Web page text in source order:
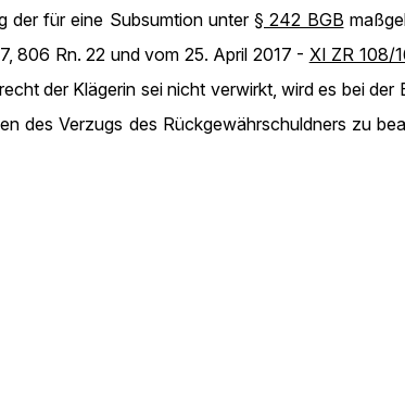
der für eine Subsumtion unter § 242 BGB
806 Rn. 22 und vom 25. April 2017 - XI ZR 108/
der Klägerin sei nicht verwirkt, wird es bei der
des Verzugs des Rückgewährschuldners zu